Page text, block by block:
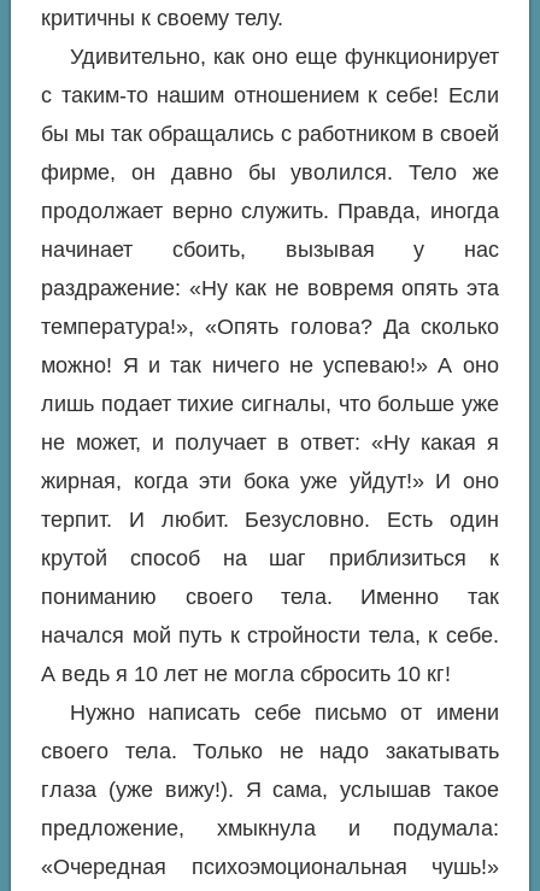
критичны к своему телу.
Удивительно, как оно еще функционирует
с таким-то нашим отношением к себе! Если
бы мы так обращались с работником в своей
фирме, он давно бы уволился. Тело же
продолжает верно служить. Правда, иногда
начинает сбоить, вызывая у нас
раздражение: «Ну как не вовремя опять эта
температура!», «Опять голова? Да сколько
можно! Я и так ничего не успеваю!» А оно
лишь подает тихие сигналы, что больше уже
не может, и получает в ответ: «Ну какая я
жирная, когда эти бока уже уйдут!» И оно
терпит. И любит. Безусловно. Есть один
крутой способ на шаг приблизиться к
пониманию своего тела. Именно так
начался мой путь к стройности тела, к себе.
А ведь я 10 лет не могла сбросить 10 кг!
Нужно написать себе письмо от имени
своего тела. Только не надо закатывать
глаза (уже вижу!). Я сама, услышав такое
предложение, хмыкнула и подумала:
«Очередная психоэмоциональная чушь!»